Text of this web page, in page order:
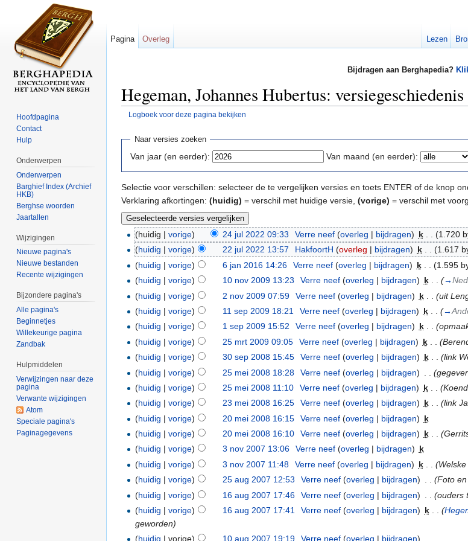
Bijdragen aan Berghapedia?
Hegeman, Johannes Hubertus: versiegeschiedenis
Logboek voor deze pagina bekijken
Naar versies zoeken
Van jaar (en eerder): Van maand (en eerder):
Selectie voor verschillen: selecteer de te vergelijken versies en toets ENTER of de knop
Verklaring afkortingen: (huidig) = verschil met huidige versie, (vorige) = verschil met
(huidig |vorige) 24 jul 2022 09:33 Verre neef (overleg | bijdragen) k (1.720
(huidig |vorige) 22 jul 2022 13:57 HakfoortH (overleg | bijdragen) k . . (1.617
(huidig |vorige) 6 jan 2016 14:26 Verre neef (overleg | bijdragen) k (1.595
(huidig |vorige) 10 nov 2009 13:23 Verre neef (overleg | bijdragen) k (→
(huidig |vorige) 2 nov 2009 07:59 Verre neef (overleg | bijdragen) k
(uit
(huidig |vorige) 11 sep 2009 18:21 Verre neef (overleg | bijdragen) k (→
(huidig |vorige) 1 sep 2009 15:52 Verre neef (overleg | bijdragen) k . .
(huidig |vorige) 25 mrt 2009 09:05 Verre neef (overleg | bijdragen) k
(huidig |vorige) 30 sep 2008 15:45 Verre neef (overleg | bijdragen) k
(link
(huidig |vorige) 25 mei 2008 18:28 Verre neef (overleg | bijdragen)
(huidig |vorige) 25 mei 2008 11:10 Verre neef (overleg | bijdragen) k
(huidig |vorige) 23 mei 2008 16:25 Verre neef (overleg | bijdragen) k . . (link
(huidig |vorige) 20 mei 2008 16:15 Verre neef (overleg | bijdragen) k
(huidig |vorige) 20 mei 2008 16:10 Verre neef (overleg | bijdragen) k
(huidig |vorige) 3 nov 2007 13:06 Verre neef (overleg | bijdragen) k
(huidig |vorige) 3 nov 2007 11:48 Verre neef (overleg | bijdragen) k
(huidig |vorige) 25 aug 2007 12:53 Verre neef (overleg | bijdragen) . . (Foto
(huidig |vorige) 16 aug 2007 17:46 Verre neef (overleg | bijdragen)
(ouders
(huidig |vorige) 16 aug 2007 17:41 Verre neef (overleg | bijdragen) k (
geworden)
(huidig | vorige) 10 aug 2007 19:19 Verre neef (overleg | bijdragen)
Pagina Overleg Lezen
Hoofdpagina
Contact
Hulp
Onderwerpen
Onderwerpen
Barghief Index (Archief
HKB)
Berghse woorden
Jaartallen
Wijzigingen
Nieuwe pagina's
Nieuwe bestanden
Recente wijzigingen
Bijzondere pagina's
Alle pagina's
Beginnetjes
Willekeurige pagina
Zandbak
Hulpmiddelen
Verwijzingen naar deze
pagina
Verwante wijzigingen
Atom
Speciale pagina's
Paginagegevens